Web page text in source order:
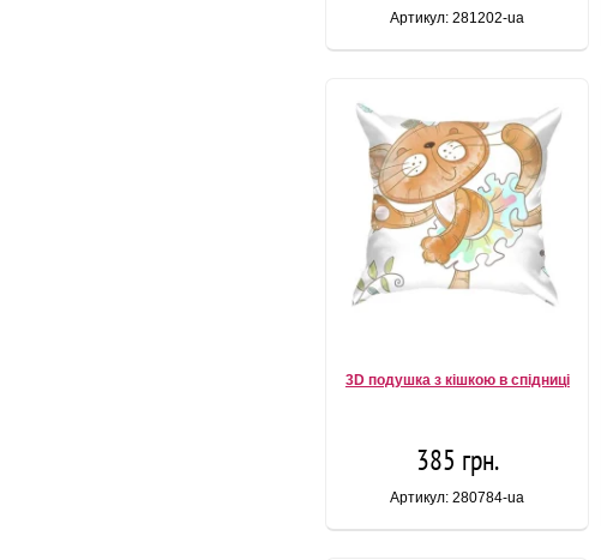
Артикул: 281202-ua
3D подушка з кішкою в спідниці
385 грн.
Артикул: 280784-ua